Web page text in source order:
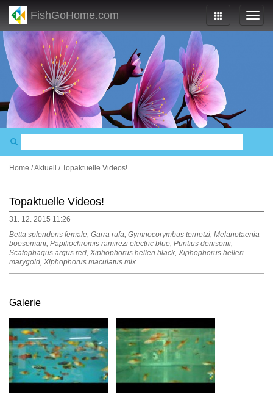
FishGoHome.com
Home /Aktuell /Topaktuelle Videos!
Topaktuelle Videos!
31. 12. 2015 11:26
Betta splendens female, Garra rufa, Gymnocorymbus ternetzi, Melanotaenia
boesemani, Papiliochromis ramirezi electric blue, Puntius denisonii,
Scatophagus argus red, Xiphophorus helleri black, Xiphophorus helleri
marygold, Xiphophorus maculatus mix
Galerie